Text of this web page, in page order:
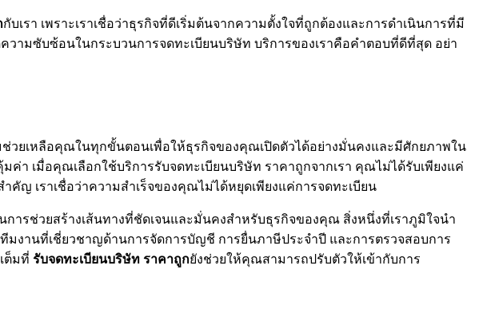
กับเรา เพราะเราเชื่อว่าธุรกิจที่ดีเริ่มต้นจากความตั้งใจที่ถูกต้องและการดำเนินการที่มี
ามซับซ้อนในกระบวนการจดทะเบียนบริษัท บริการของเราคือคำตอบที่ดีที่สุด อย่า
วยเหลือคุณในทุกขั้นตอนเพื่อให้ธุรกิจของคุณเปิดตัวได้อย่างมั่นคงและมีศักยภาพใน
า เมื่อคุณเลือกใช้บริการรับจดทะเบียนบริษัท ราคาถูกจากเรา คุณไม่ได้รับเพียงแค่
ญ เราเชื่อว่าความสำเร็จของคุณไม่ได้หยุดเพียงแค่การจดทะเบียน
ารช่วยสร้างเส้นทางที่ชัดเจนและมั่นคงสำหรับธุรกิจของคุณ สิ่งหนึ่งที่เราภูมิใจนำ
งานที่เชี่ยวชาญด้านการจัดการบัญชี การยื่นภาษีประจำปี และการตรวจสอบการ
ต็มที่ รับจดทะเบียนบริษัท ราคาถูกยังช่วยให้คุณสามารถปรับตัวให้เข้ากับการ